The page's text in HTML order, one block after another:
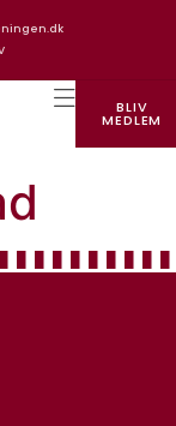
BLIV
MEDLEM